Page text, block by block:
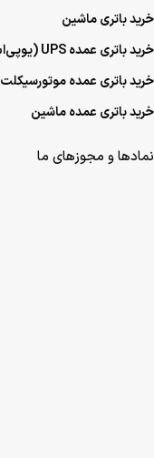
خرید باتری ماشین
خرید باتری عمده UPS (یو‌پی‌اس)
خرید باتری عمده موتورسیکلت
خرید باتری عمده ماشین
نمادها و مجوزهای ما